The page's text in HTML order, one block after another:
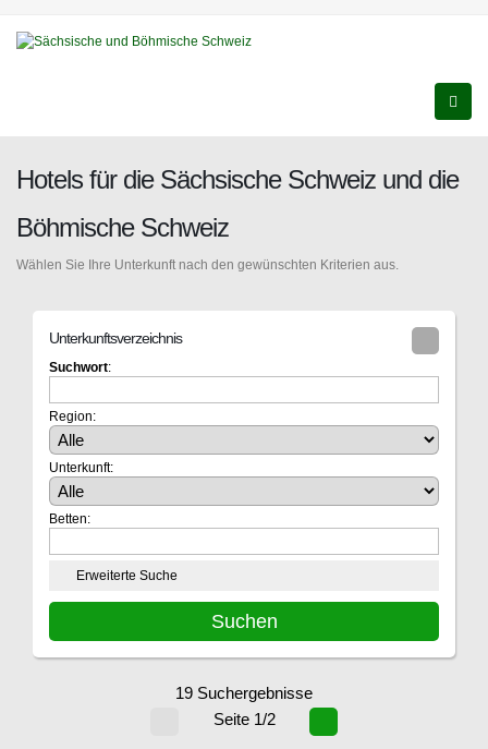
Hotels für die Sächsische Schweiz und die
Böhmische Schweiz
Wählen Sie Ihre Unterkunft nach den gewünschten Kriterien aus.
Unterkunftsverzeichnis
Suchwort:
Region:
Unterkunft:
Betten:
Erweiterte Suche
19 Suchergebnisse
Seite 1/2